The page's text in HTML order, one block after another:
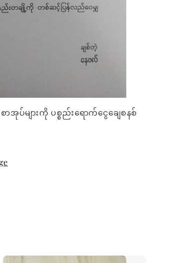
ပ်များကို ပစ္စည်းရောက်ငွေချေစနစ်